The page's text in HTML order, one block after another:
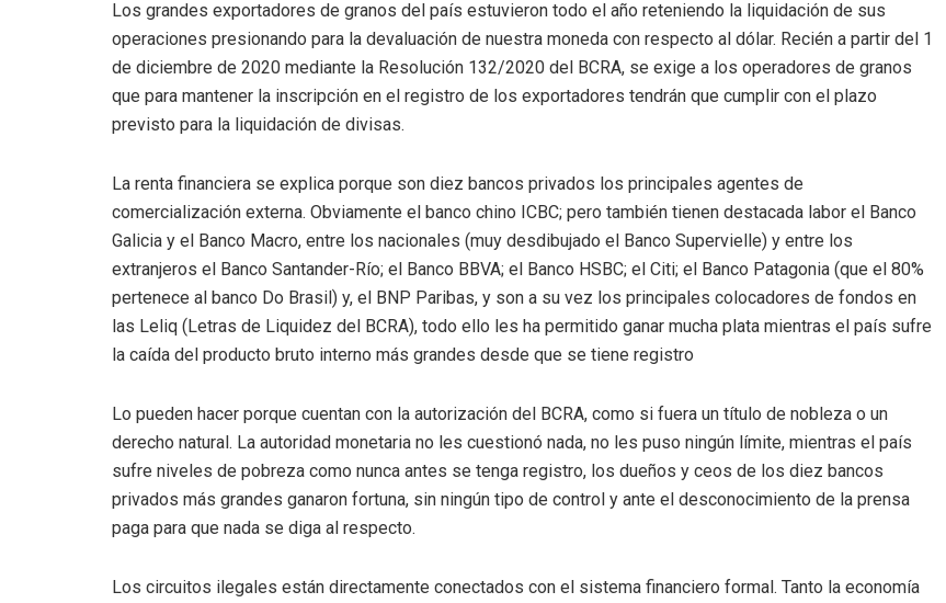
Los grandes exportadores de granos del país estuvieron todo el año reteniendo la liquidación de sus
operaciones presionando para la devaluación de nuestra moneda con respecto al dólar. Recién a partir del 1
de diciembre de 2020 mediante la Resolución 132/2020 del BCRA, se exige a los operadores de granos
que para mantener la inscripción en el registro de los exportadores tendrán que cumplir con el plazo
previsto para la liquidación de divisas.
La renta financiera se explica porque son diez bancos privados los principales agentes de
comercialización externa. Obviamente el banco chino ICBC; pero también tienen destacada labor el Banco
Galicia y el Banco Macro, entre los nacionales (muy desdibujado el Banco Supervielle) y entre los
extranjeros el Banco Santander-Río; el Banco BBVA; el Banco HSBC; el Citi; el Banco Patagonia (que el 80%
pertenece al banco Do Brasil) y, el BNP Paribas, y son a su vez los principales colocadores de fondos en
las Leliq (Letras de Liquidez del BCRA), todo ello les ha permitido ganar mucha plata mientras el país sufre
la caída del producto bruto interno más grandes desde que se tiene registro
Lo pueden hacer porque cuentan con la autorización del BCRA, como si fuera un título de nobleza o un
derecho natural. La autoridad monetaria no les cuestionó nada, no les puso ningún límite, mientras el país
sufre niveles de pobreza como nunca antes se tenga registro, los dueños y ceos de los diez bancos
privados más grandes ganaron fortuna, sin ningún tipo de control y ante el desconocimiento de la prensa
paga para que nada se diga al respecto.
Los circuitos ilegales están directamente conectados con el sistema financiero formal. Tanto la economía